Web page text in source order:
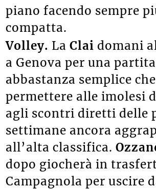
piano facendo sempre
compatta.
Volley. LaClai domani
a Genova per una
abbastanza semplice
permettere alle imolesi
agli scontri diretti delle
settimane ancora
all’alta classifica.
dopo giocherà in
Campagnola per uscire